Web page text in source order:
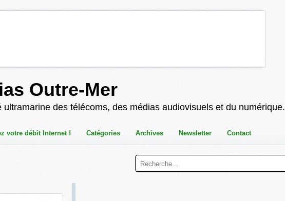
Outre-Mer
des télécoms, des médias audiovisuels et du numérique.
votre débit Internet ! Catégories Archives Newsletter Contact